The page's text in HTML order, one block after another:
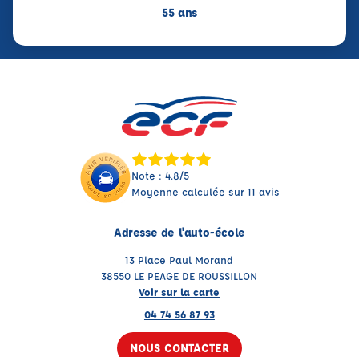
55 ans
Note : 4.8/5
Moyenne calculée sur 11 avis
Adresse de l'auto-école
13 Place Paul Morand
38550 LE PEAGE DE ROUSSILLON
Voir sur la carte
04 74 56 87 93
NOUS CONTACTER